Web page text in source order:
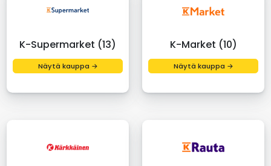
K-Supermarket (13)
Näytä kauppa →
K-Market (10)
Näytä kauppa →